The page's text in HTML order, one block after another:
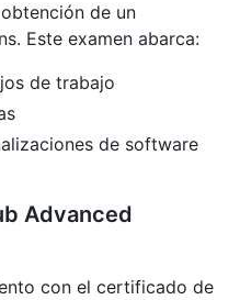
de un
Este examen abarca:
de trabajo
de software
Advanced
con el certificado de